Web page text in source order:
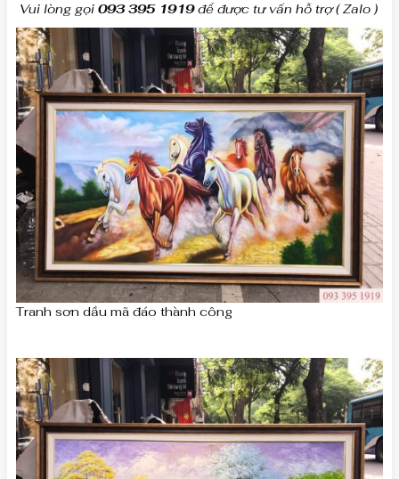
Vui lòng gọi 093 395 1919để được tư vấn hỗ trợ ( Zalo )
Tranh sơn dầu mã đáo thành công